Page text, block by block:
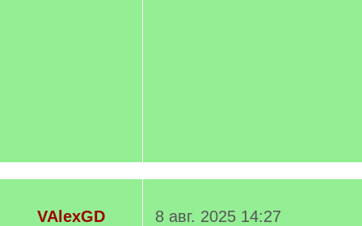
VAlexGD 8 авг. 2025 14:27